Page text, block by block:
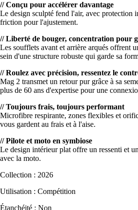
// Conçu pour accélérer davantage
Le design sculpté fend l'air, avec protection
friction pour l'ajustement.
// Liberté de bouger, concentration pour
Les soufflets avant et arrière arqués offrent
sein d'une structure robuste qui garde sa
// Roulez avec précision, ressentez le
Mag 2 transmet un retour pur grâce à sa
plus de 60 ans d'expertise pour une
// Toujours frais, toujours performant
Microfibre respirante, zones flexibles et
vous gardent au frais et à l'aise.
// Pilote et moto en symbiose
Le design intérieur plat offre un ressenti et
avec la moto.
Collection : 2026
Utilisation : Compétition
Étanchéité : Non